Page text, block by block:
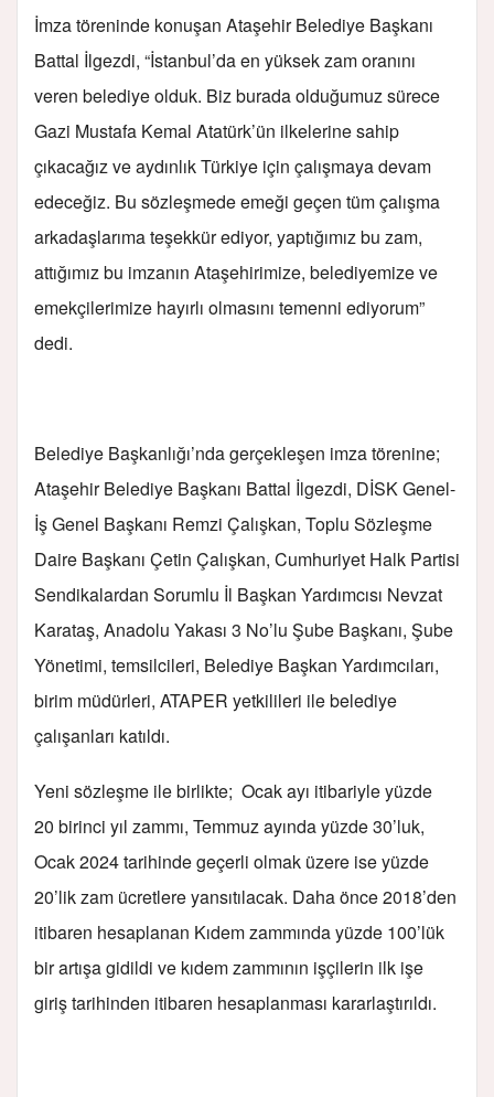
İmza töreninde konuşan Ataşehir Belediye Başkanı
Battal İlgezdi, “İstanbul’da en yüksek zam oranını
veren belediye olduk. Biz burada olduğumuz sürece
Gazi Mustafa Kemal Atatürk’ün ilkelerine sahip
çıkacağız ve aydınlık Türkiye için çalışmaya devam
edeceğiz. Bu sözleşmede emeği geçen tüm çalışma
arkadaşlarıma teşekkür ediyor, yaptığımız bu zam,
attığımız bu imzanın Ataşehirimize, belediyemize ve
emekçilerimize hayırlı olmasını temenni ediyorum”
dedi.
Belediye Başkanlığı’nda gerçekleşen imza törenine;
Ataşehir Belediye Başkanı Battal İlgezdi, DİSK Genel-
İş Genel Başkanı Remzi Çalışkan, Toplu Sözleşme
Daire Başkanı Çetin Çalışkan, Cumhuriyet Halk Partisi
Sendikalardan Sorumlu İl Başkan Yardımcısı Nevzat
Karataş, Anadolu Yakası 3 No’lu Şube Başkanı, Şube
Yönetimi, temsilcileri, Belediye Başkan Yardımcıları,
birim müdürleri, ATAPER yetkilileri ile belediye
çalışanları katıldı.
Yeni sözleşme ile birlikte; Ocak ayı itibariyle yüzde
20 birinci yıl zammı, Temmuz ayında yüzde 30’luk,
Ocak 2024 tarihinde geçerli olmak üzere ise yüzde
20’lik zam ücretlere yansıtılacak. Daha önce 2018’den
itibaren hesaplanan Kıdem zammında yüzde 100’lük
bir artışa gidildi ve kıdem zammının işçilerin ilk işe
giriş tarihinden itibaren hesaplanması kararlaştırıldı.